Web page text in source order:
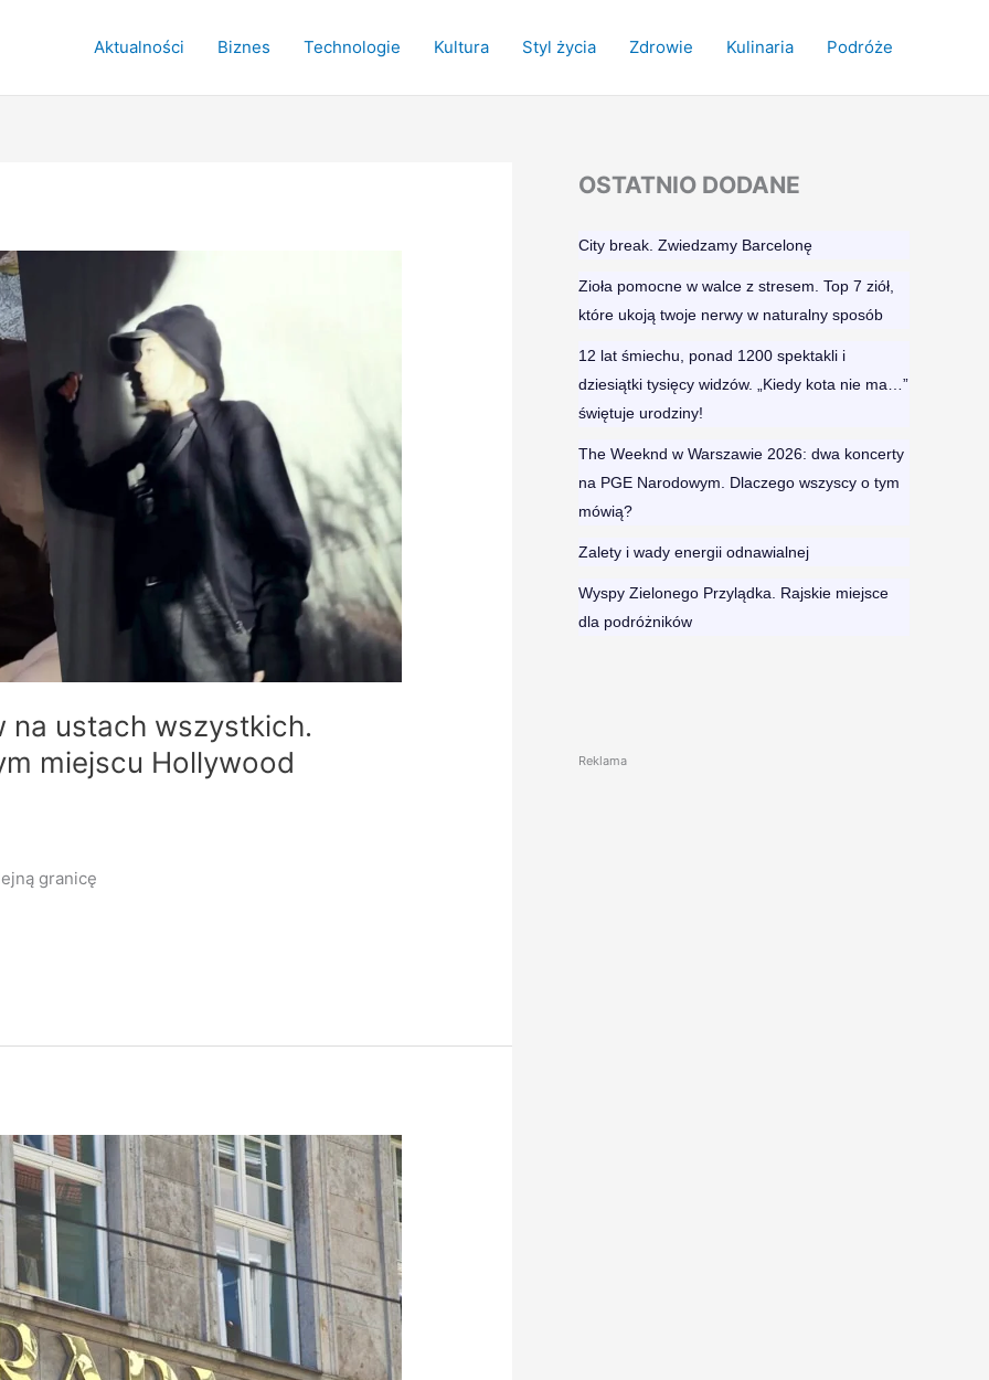
Aktualności Biznes Technologie Kultura Styl życia Zdrowie Kulinaria Podróże
na ustach wszystkich.
miejscu Hollywood
granicę
OSTATNIO DODANE
City break. Zwiedzamy Barcelonę​
Zioła pomocne w walce z stresem. Top 7 ziół,
które ukoją twoje nerwy w naturalny sposób
12 lat śmiechu, ponad 1200 spektakli i
dziesiątki tysięcy widzów. „Kiedy kota nie ma…”
świętuje urodziny!
The Weeknd w Warszawie 2026: dwa koncerty
na PGE Narodowym. Dlaczego wszyscy o tym
mówią?
Zalety i wady energii odnawialnej
Wyspy Zielonego Przylądka. Rajskie miejsce
dla podróżników
Reklama